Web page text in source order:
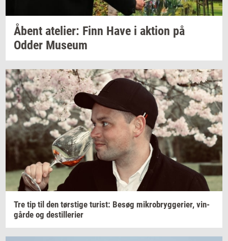
Åbent ate­li­er: Finn Have i ak­tion på
Odder Mu­se­um
Tre tip til den tørsti­ge turist: Besøg mi­kro­bryg­ge­ri­er, vin­
går­de og destil­le­ri­er